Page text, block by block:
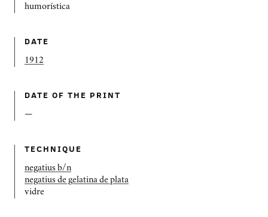
humorística
DATE
1912
DATE OF THE PRINT
—
TECHNIQUE
negatius b/n
negatius de gelatina de plata
vidre